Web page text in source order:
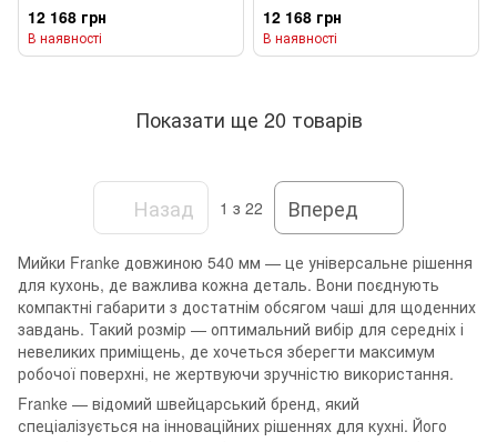
12 168 грн
В наявності
12 168 грн
В наявності
Показати ще 20 товарів
Назад 1 з 22 Вперед
Мийки Franke довжиною 540 мм — це універсальне рішення
для кухонь, де важлива кожна деталь. Вони поєднують
компактні габарити з достатнім обсягом чаші для щоденних
завдань. Такий розмір — оптимальний вибір для середніх і
невеликих приміщень, де хочеться зберегти максимум
робочої поверхні, не жертвуючи зручністю використання.
Franke — відомий швейцарський бренд, який
спеціалізується на інноваційних рішеннях для кухні. Його